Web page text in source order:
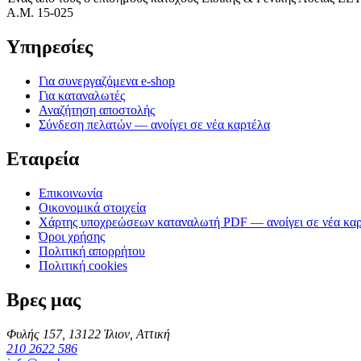
Α.Μ. 15-025
Υπηρεσίες
Για συνεργαζόμενα e-shop
Για καταναλωτές
Αναζήτηση αποστολής
Σύνδεση πελατών — ανοίγει σε νέα καρτέλα
Εταιρεία
Επικοινωνία
Οικονομικά στοιχεία
Χάρτης υποχρεώσεων καταναλωτή PDF — ανοίγει σε νέα
Όροι χρήσης
Πολιτική απορρήτου
Πολιτική cookies
Βρες μας
Φυλής 157, 13122 Ίλιον, Αττική
210 2622 586